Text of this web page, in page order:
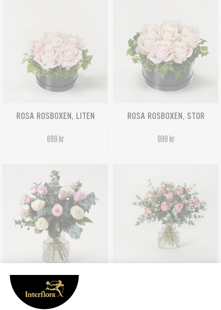
ROSA ROSBOXEN, LITEN
699 kr
ROSA ROSBOXEN, STOR
999 kr
PASTELLROSOR
Från 499 kr